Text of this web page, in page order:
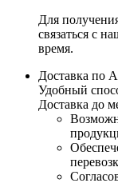
Для
связаться с
время.
Доставка по
Удобный
Доставка до